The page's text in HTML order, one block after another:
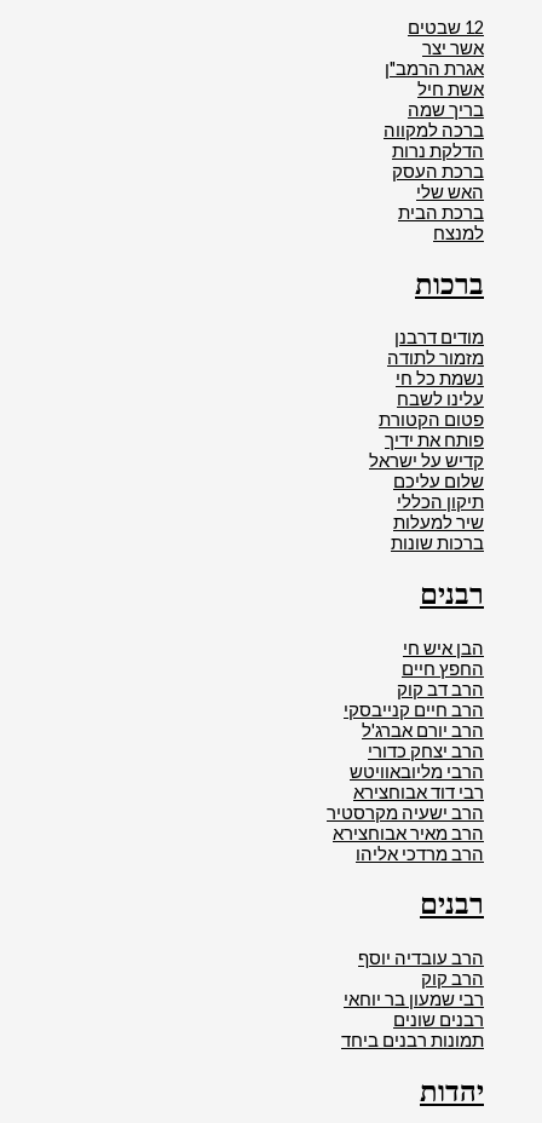
12 שבטים
אשר יצר
אגרת הרמב"ן
אשת חיל
בריך שמה
ברכה למקווה
הדלקת נרות
ברכת העסק
האש שלי
ברכת הבית
למנצח
ברכות
מודים דרבנן
מזמור לתודה
נשמת כל חי
עלינו לשבח
פטום הקטורת
פותח את ידיך
קדיש על ישראל
שלום עליכם
תיקון הכללי
שיר למעלות
ברכות שונות
רבנים
הבן איש חי
החפץ חיים
הרב דב קוק
הרב חיים קנייבסקי
הרב יורם אברג'ל
הרב יצחק כדורי
הרבי מליובאוויטש
רבי דוד אבוחצירא
הרב ישעיה מקרסטיר
הרב מאיר אבוחצירא
הרב מרדכי אליהו
רבנים
הרב עובדיה יוסף
הרב קוק
רבי שמעון בר יוחאי
רבנים שונים
תמונות רבנים ביחד
יהדות